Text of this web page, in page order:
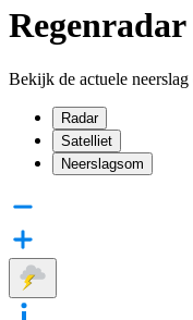
Regenradar
Bekijk de actuele
Radar
Satelliet
Neerslagsom